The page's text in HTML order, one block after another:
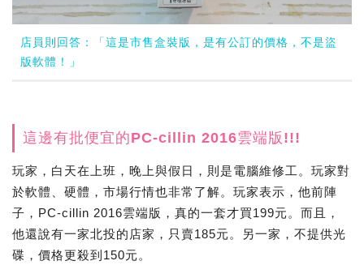
店員則回答：「這是市售盒裝版，是有公訂的價格，不是盜
版軟體！」
這邊有批便宜的PC-cillin 2016雲端版!!!
玩家，白天在上班，晚上與假日，則是電腦維修工。玩家對
於軟體、硬體，市場行情也非常了解。玩家表示，他前陣
子，PC-cillin 2016雲端版，真的一套才買199元。而且，
他還說有一家北投的店家，只賣185元。另一家，不提供光
碟，價格更殺到150元。